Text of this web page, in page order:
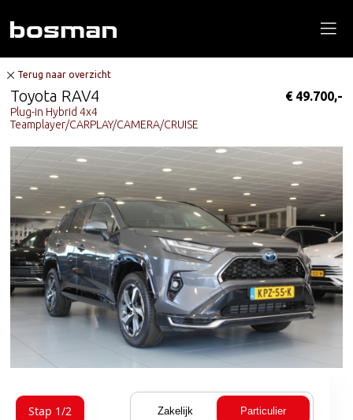
Toyota RAV4 € 49.700,-
Plug-in Hybrid 4x4
Teamplayer/CARPLAY/CAMERA/CRUISE
Terug naar overzicht